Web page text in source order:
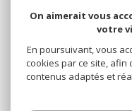
On aimerait vous
votre
En poursuivant, vous
cookies par ce site, afin
contenus adaptés et